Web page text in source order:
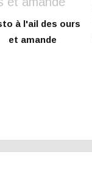
à l'ail des ours
et amande